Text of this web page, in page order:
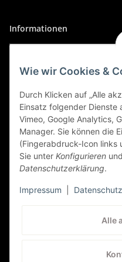
155 (167), 01/1992
155
155 (167), 01/1992
2.0 Q4, PS: 186 | KW:
Alfa Romeo
155
155 (167), 01/1992
Informationen
Sicher Einkaufen
Wie wir Cookies &
Durch Klicken auf „Alle
Einsatz folgender Dienste
Vimeo, Google Analytics,
Manager. Sie können die
(Fingerabdruck-Icon links
Sie unter Konfigurieren
Datenschutzerklärung.
Impressum Datenschutz
Alle